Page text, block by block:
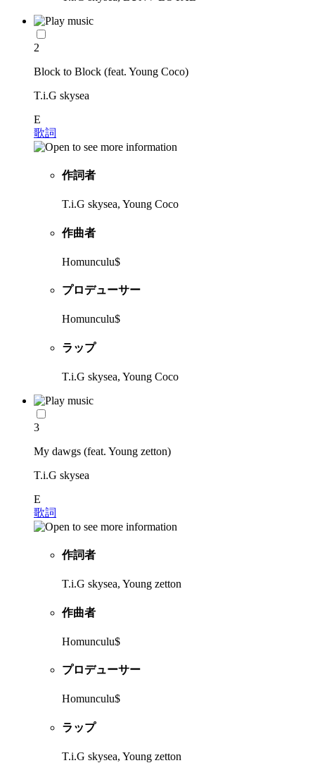
2
Block to Block (feat. Young Coco)
T.i.G skysea
E
歌詞
作詞者
T.i.G skysea, Young Coco
作曲者
Homunculu$
プロデューサー
Homunculu$
ラップ
T.i.G skysea, Young Coco
3
My dawgs (feat. Young zetton)
T.i.G skysea
E
歌詞
作詞者
T.i.G skysea, Young zetton
作曲者
Homunculu$
プロデューサー
Homunculu$
ラップ
T.i.G skysea, Young zetton